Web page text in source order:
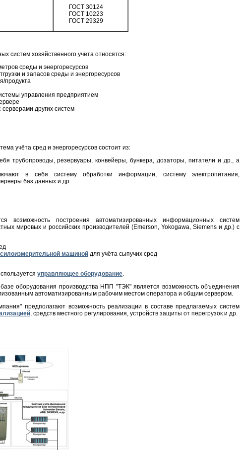
ГОСТ 30124
ГОСТ 10223
ГОСТ 29329
систем хозяйственного учёта относятся:
среды и энергоресурсов
и запасов среды и энергоресурсов
продукта
управления предприятием
других систем
учёта сред и энергоресурсов состоит из:
трубопроводы, резервуары, конвейеры, бункера, дозаторы, питатели и др., а
в себя систему обработки информации, систему электропитания,
баз данных и др.
возможность построения автоматизированных информационных систем
мировых и российских производителей (Emerson, Yokogawa, Siemens и др.) с
силоизмерительной машиной для учёта сыпучих сред
управляющее оборудование.
оборудования производства НПП "ТЭК" является возможность объединения
автоматизированным рабочим местом оператора и общим сервером.
предполагают возможность реализации в составе предлагаемых систем
, средств местного регулирования, устройств защиты от перегрузок и др.